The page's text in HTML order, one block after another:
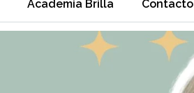
Academia Brilla Contacto